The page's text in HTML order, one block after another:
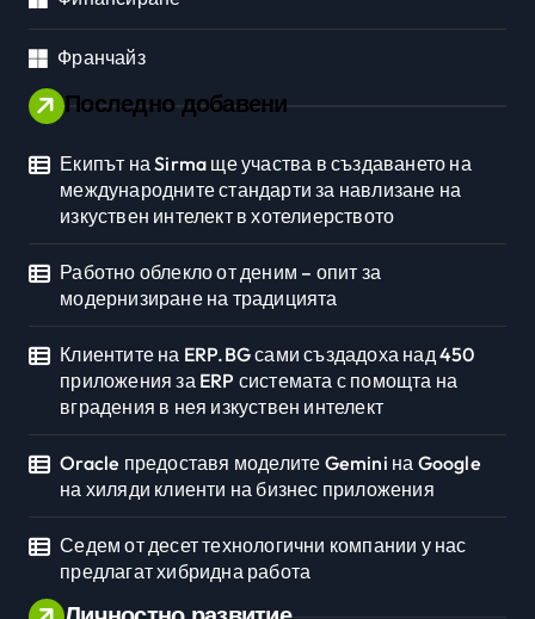
Франчайз
Последно добавени
Екипът на Sirma ще участва в създаването на
международните стандарти за навлизане на
изкуствен интелект в хотелиерството
Работно облекло от деним – опит за
модернизиране на традицията
Клиентите на ERP.BG сами създадоха над 450
приложения за ERP системата с помощта на
вградения в нея изкуствен интелект
Oracle предоставя моделите Gemini на Google
на хиляди клиенти на бизнес приложения
Седем от десет технологични компании у нас
предлагат хибридна работа